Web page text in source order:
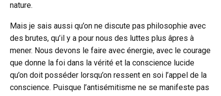
nature.
Mais je sais aussi qu’on ne discute pas philosophie avec
des brutes, qu’il y a pour nous des luttes plus âpres à
mener. Nous devons le faire avec énergie, avec le courage
que donne la foi dans la vérité et la conscience lucide
qu’on doit posséder lorsqu’on ressent en soi l’appel de la
conscience. Puisque l’antisémitisme ne se manifeste pas